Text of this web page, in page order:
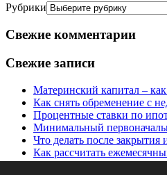
Рубрики
Свежие комментарии
Свежие записи
Материнский капитал – как
Как снять обременение с
Процентные ставки по
Минимальный
Что делать после
Как рассчитать